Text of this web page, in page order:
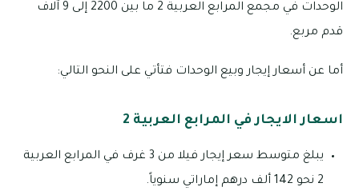
الوحدات في مجمع المرابع العربية 2 ما بين 2200 إلى 9 آلاف
قدم مربع.
أما عن أسعار إيجار وبيع الوحدات فتأتي على النحو التالي:
اسعار الايجار في المرابع العربية 2
يبلغ متوسط سعر إيجار فيلا من 3 غرف في المرابع العربية
2 نحو 142 ألف درهم إماراتي سنوياً.